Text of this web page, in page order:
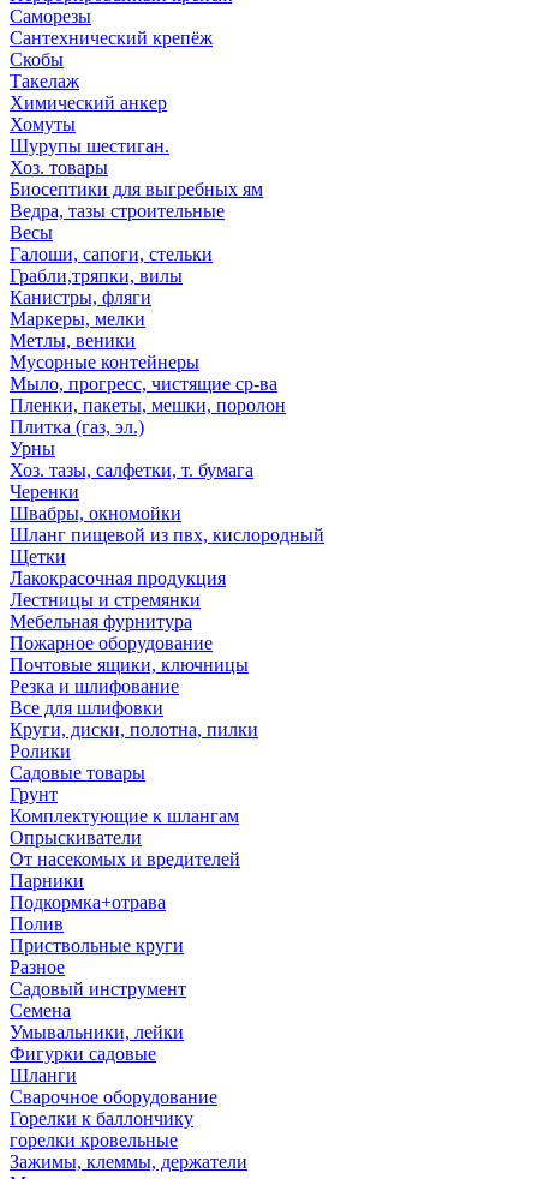
Саморезы
Сантехнический крепёж
Скобы
Такелаж
Химический анкер
Хомуты
Шурупы шестиган.
Хоз. товары
Биосептики для выгребных ям
Ведра, тазы строительные
Весы
Галоши, сапоги, стельки
Грабли,тряпки, вилы
Канистры, фляги
Маркеры, мелки
Метлы, веники
Мусорные контейнеры
Мыло, прогресс, чистящие ср-ва
Пленки, пакеты, мешки, поролон
Плитка (газ, эл.)
Урны
Хоз. тазы, салфетки, т. бумага
Черенки
Швабры, окномойки
Шланг пищевой из пвх, кислородный
Щетки
Лакокрасочная продукция
Лестницы и стремянки
Мебельная фурнитура
Пожарное оборудование
Почтовые ящики, ключницы
Резка и шлифование
Все для шлифовки
Круги, диски, полотна, пилки
Ролики
Садовые товары
Грунт
Комплектующие к шлангам
Опрыскиватели
От насекомых и вредителей
Парники
Подкормка+отрава
Полив
Приствольные круги
Разное
Садовый инструмент
Семена
Умывальники, лейки
Фигурки садовые
Шланги
Сварочное оборудование
Горелки к баллончику
горелки кровельные
Зажимы, клеммы, держатели